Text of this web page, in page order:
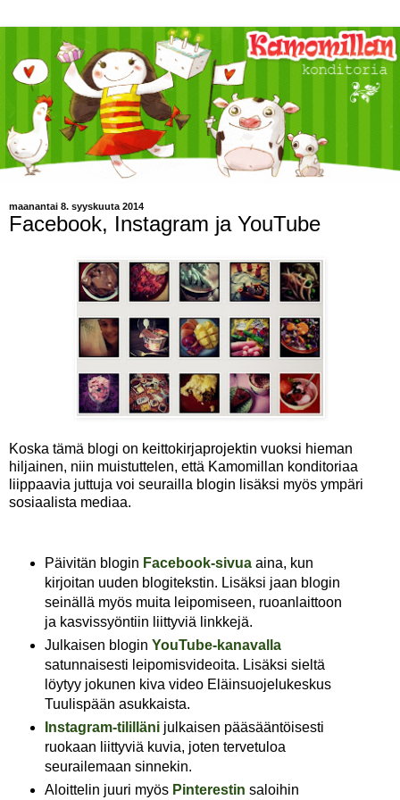
maanantai 8. syyskuuta 2014
Facebook, Instagram ja YouTube
Koska tämä blogi on keittokirjaprojektin vuoksi hieman
hiljainen, niin muistuttelen, että Kamomillan konditoriaa
liippaavia juttuja voi seurailla blogin lisäksi myös ympäri
sosiaalista mediaa.
Päivitän blogin Facebook-sivuaaina, kun
kirjoitan uuden blogitekstin. Lisäksi jaan blogin
seinällä myös muita leipomiseen, ruoanlaittoon
ja kasvissyöntiin liittyviä linkkejä.
Julkaisen blogin YouTube-kanavalla
satunnaisesti leipomisvideoita. Lisäksi sieltä
löytyy jokunen kiva video Eläinsuojelukeskus
Tuulispään asukkaista.
Instagram-tilillänijulkaisen pääsääntöisesti
ruokaan liittyviä kuvia, joten tervetuloa
seurailemaan sinnekin.
Aloittelin juuri myös Pinterestin saloihin